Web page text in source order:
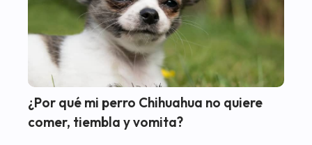
¿Por qué mi perro Chihuahua no quiere
comer, tiembla y vomita?